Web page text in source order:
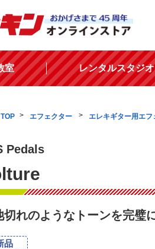
室 レンタルスタジオ
エフェクター エレキギター用エフ
Pedals
切れのようなトーンを完璧
品